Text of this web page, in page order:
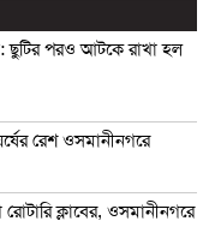
ছুটির পরও আটকে রাখা হল
রেশ ওসমানীনগরে
ক্লাবের, ওসমানীনগরে